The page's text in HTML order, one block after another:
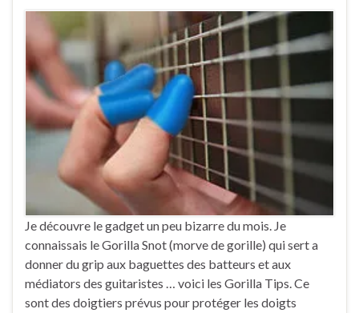
Je découvre le gadget un peu bizarre du mois. Je
connaissais le Gorilla Snot (morve de gorille) qui sert a
donner du grip aux baguettes des batteurs et aux
médiators des guitaristes … voici les Gorilla Tips. Ce
sont des doigtiers prévus pour protéger les doigts